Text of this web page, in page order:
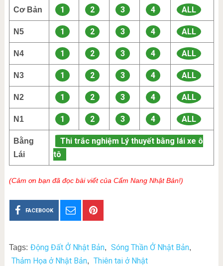
Cơ Bản 1 2 3 4 ALL
N5 1 2 3 4 ALL
N4 1 2 3 4 ALL
N3 1 2 3 4 ALL
N2 1 2 3 4 ALL
N1 1 2 3 4 ALL
Bằng
Lái
Thi trắc nghiệm Lý thuyết bằng lái xe ô
tô
(Cảm ơn bạn đã đọc bài viết của Cẩm Nang Nhật Bản!)
FACEBOOK
Tags: Động Đất Ở Nhật Bản, Sóng Thần Ở Nhật Bản,
Thảm Họa ở Nhật Bản, Thiên tai ở Nhật